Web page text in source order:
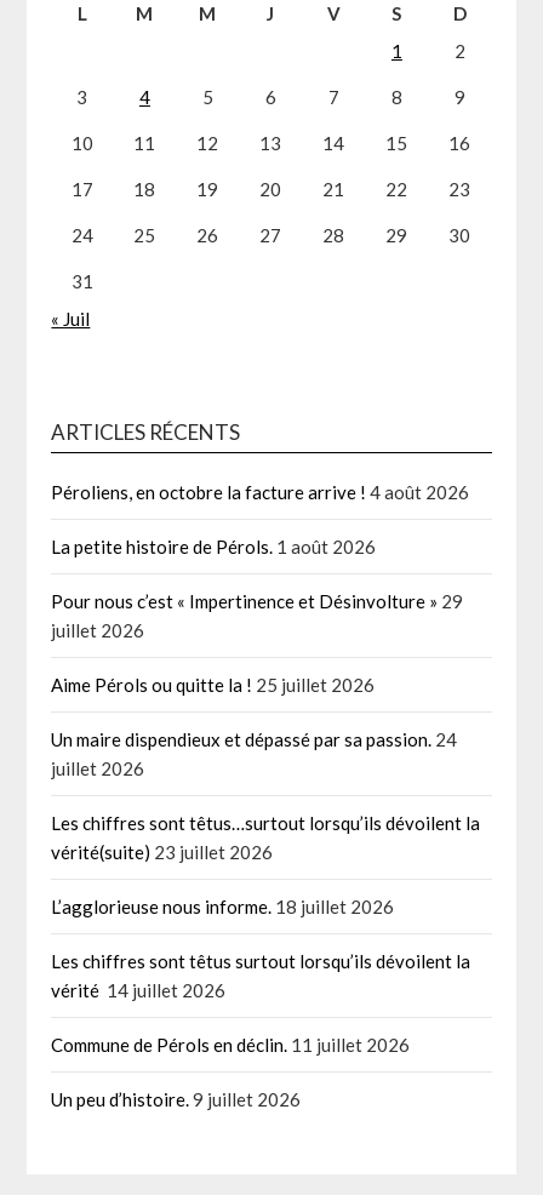
L M M J V S
D
1
2
3 4 5 6 7 8 9
10 11 12 13 14 15 16
17 18 19 20 21 22 23
24 25 26 27 28 29 30
31
« Juil
ARTICLES RÉCENTS
Péroliens, en octobre la facture arrive ! 4 août 2026
La petite histoire de Pérols. 1 août 2026
Pour nous c’est « Impertinence et Désinvolture » 29
juillet 2026
Aime Pérols ou quitte la ! 25 juillet 2026
Un maire dispendieux et dépassé par sa passion. 24
juillet 2026
Les chiffres sont têtus…surtout lorsqu’ils dévoilent la
vérité(suite) 23 juillet 2026
L’agglorieuse nous informe. 18 juillet 2026
Les chiffres sont têtus surtout lorsqu’ils dévoilent la
vérité 14 juillet 2026
Commune de Pérols en déclin. 11 juillet 2026
Un peu d’histoire.9 juillet 2026